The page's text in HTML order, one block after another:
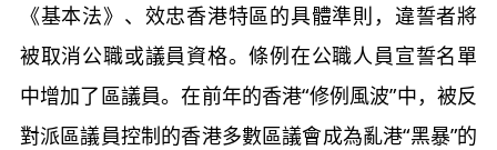
《基本法》、效忠香港特區的具體準則，違誓者將
被取消公職或議員資格。條例在公職人員宣誓名單
中增加了區議員。在前年的香港“修例風波”中，被反
對派區議員控制的香港多數區議會成為亂港“黑暴”的